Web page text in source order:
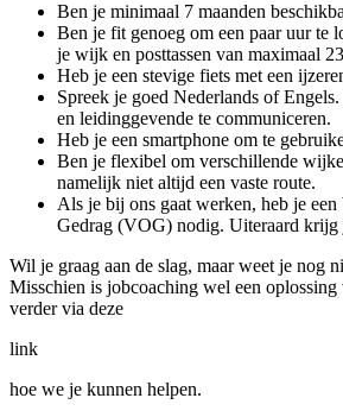
Ben je minimaal 7 maanden
Ben je fit genoeg om een paar uur te
je wijk en posttassen van maximaal
Heb je een stevige fiets met een
Spreek je goed Nederlands of
en leidinggevende te communiceren.
Heb je een smartphone om te
Ben je flexibel om verschillende
namelijk niet altijd een vaste route.
Als je bij ons gaat werken, heb je
Gedrag (VOG) nodig. Uiteraard krijg
Wil je graag aan de slag, maar weet je nog
Misschien is jobcoaching wel een
verder via deze
link
hoe we je kunnen helpen.